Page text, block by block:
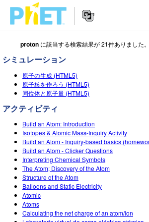
Search
the
PhET
Website
Navigation
シミュレーション
All Sims
物理
数学
化学
地球科学
生物
翻訳版シミュレーション
STUDIO
About Studio
Customizable Sims
Start a Free Trial
Purchase a License
TEACHING
アクティビティ一覧
Contribute an Activity
Activity Contribution Guidelines
Virtual Workshops
Professional Learning with PhET
研究
INITIATIVES
Inclusive Design
PhET Global
Data Fluency
ログイン / 登録
ログイン / 登録
proton に該当する検索結果が 21件ありました。
シミュレーション
原子の生成 (HTML5)
原子核を作ろう (HTML5)
同位体と原子量 (HTML5)
アクティビティ
Build an Atom: Introduction
Isotopes & Atomic Mass-Inquiry Activity
Build an Atom - Inquiry-based basics
Build an Atom - Clicker Questions
Interpreting Chemical Symbols
The Atom; Discovery of the Atom
Structure of the Atom
Balloons and Static Electricity
Atomic
Atoms
Calculating the net charge of an atom/ion